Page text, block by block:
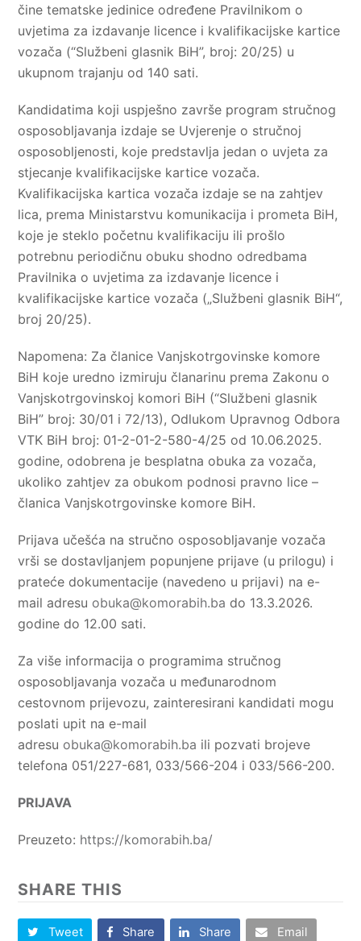
čine tematske jedinice određene Pravilnikom o
uvjetima za izdavanje licence i kvalifikacijske kartice
vozača (“Službeni glasnik BiH”, broj: 20/25) u
ukupnom trajanju od 140 sati.
Kandidatima koji uspješno završe program stručnog
osposobljavanja izdaje se Uvjerenje o stručnoj
osposobljenosti, koje predstavlja jedan o uvjeta za
stjecanje kvalifikacijske kartice vozača.
Kvalifikacijska kartica vozača izdaje se na zahtjev
lica, prema Ministarstvu komunikacija i prometa BiH,
koje je steklo početnu kvalifikaciju ili prošlo
potrebnu periodičnu obuku shodno odredbama
Pravilnika o uvjetima za izdavanje licence i
kvalifikacijske kartice vozača („Službeni glasnik BiH“,
broj 20/25).
Napomena: Za članice Vanjskotrgovinske komore
BiH koje uredno izmiruju članarinu prema Zakonu o
Vanjskotrgovinskoj komori BiH (“Službeni glasnik
BiH” broj: 30/01 i 72/13), Odlukom Upravnog Odbora
VTK BiH broj: 01-2-01-2-580-4/25 od 10.06.2025.
godine, odobrena je besplatna obuka za vozača,
ukoliko zahtjev za obukom podnosi pravno lice –
članica Vanjskotrgovinske komore BiH.
Prijava učešća na stručno osposobljavanje vozača
vrši se dostavljanjem popunjene prijave (u prilogu) i
prateće dokumentacije (navedeno u prijavi) na e-
mail adresu obuka@komorabih.ba do 13.3.2026.
godine do 12.00 sati.
Za više informacija o programima stručnog
osposobljavanja vozača u međunarodnom
cestovnom prijevozu, zainteresirani kandidati mogu
poslati upit na e-mail
adresu obuka@komorabih.ba ili pozvati brojeve
telefona 051/227-681, 033/566-204 i 033/566-200.
PRIJAVA
Preuzeto: https://komorabih.ba/
SHARE THIS
Tweet Share Share Email